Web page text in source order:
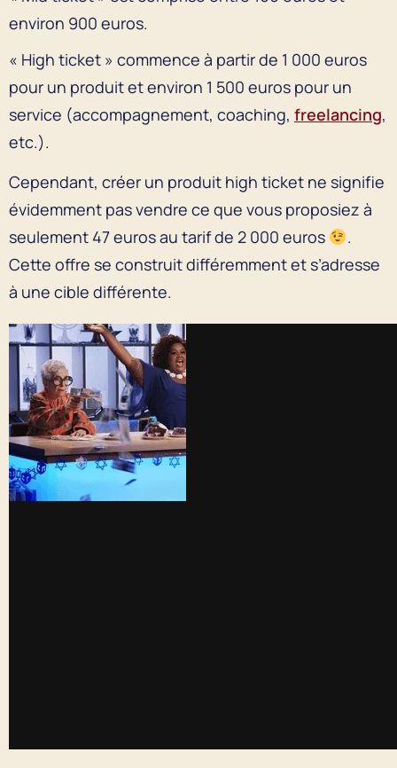
environ 900 euros.
« High ticket » commence à partir de 1 000 euros
pour un produit et environ 1 500 euros pour un
service (accompagnement, coaching, freelancing,
etc.).
Cependant, créer un produit high ticket ne signifie
évidemment pas vendre ce que vous proposiez à
seulement 47 euros au tarif de 2 000 euros
.
Cette offre se construit différemment et s’adresse
à une cible différente.